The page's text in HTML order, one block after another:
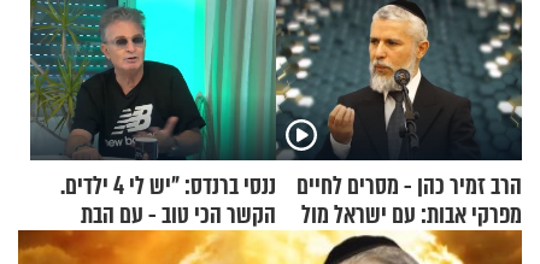
הרב זמיר כהן - מסרים לחיים
מפרקי אבות: עם ישראל מול
אומות העולם
ננסי ברנדס: "יש לי 4 ילדים.
הקשר הכי טוב - עם הבת
החרדית"